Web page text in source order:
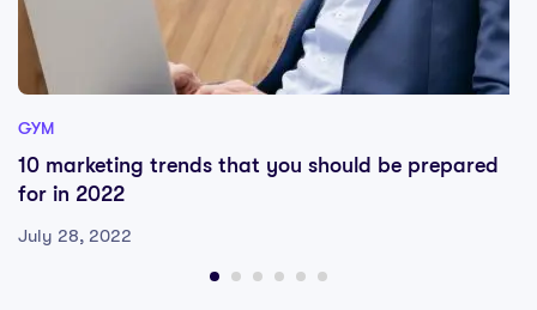
GYM
10 marketing trends that you should be prepared
for in 2022
July 28, 2022